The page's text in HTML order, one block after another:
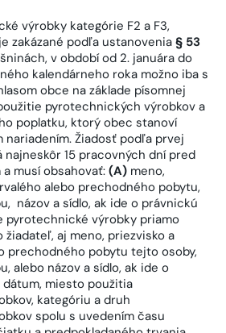
výrobky kategórie F2 a F3,
zakázané podľa ustanovenia§ 53
v období od 2. januára do
kalendárneho roka možno iba s
obce na základe písomnej
pyrotechnických výrobkov a
poplatku, ktorý obec stanoví
nariadením. Žiadosť podľa prvej
15 pracovných dní pred
musí obsahovať: (A) meno,
alebo prechodného pobytu,
názov a sídlo, ak ide o právnickú
pyrotechnické výrobky priamo
žiadateľ, aj meno, priezvisko a
prechodného pobytu tejto osoby,
alebo názov a sídlo, ak ide o
dátum, miesto použitia
kategóriu a druh
spolu s uvedením času